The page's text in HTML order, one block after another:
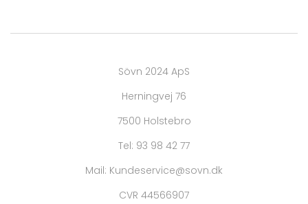
Sövn 2024 ApS
Herningvej 76
7500 Holstebro
Tel: 93 98 42 77
Mail: Kundeservice@sovn.dk
CVR 44566907